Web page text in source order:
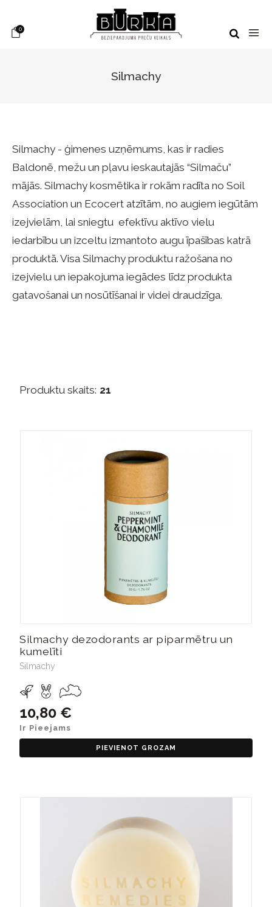
0
Silmachy
Silmachy - ģimenes uzņēmums, kas ir radies
Baldonē, mežu un pļavu ieskautajās “Silmaču”
mājās. Silmachy kosmētika ir rokām radīta no Soil
Association un Ecocert atzītām, no augiem iegūtām
izejvielām, lai sniegtu efektīvu aktīvo vielu
iedarbību un izceltu izmantoto augu īpašības katrā
produktā. Visa Silmachy produktu ražošana no
izejvielu un iepakojuma iegādes līdz produkta
gatavošanai un nosūtīšanai ir videi draudzīga.
Produktu skaits: 21
Silmachy dezodorants ar piparmētru un
kumelīti
Silmachy
10,80 €
Ir Pieejams
PIEVIENOT GROZAM